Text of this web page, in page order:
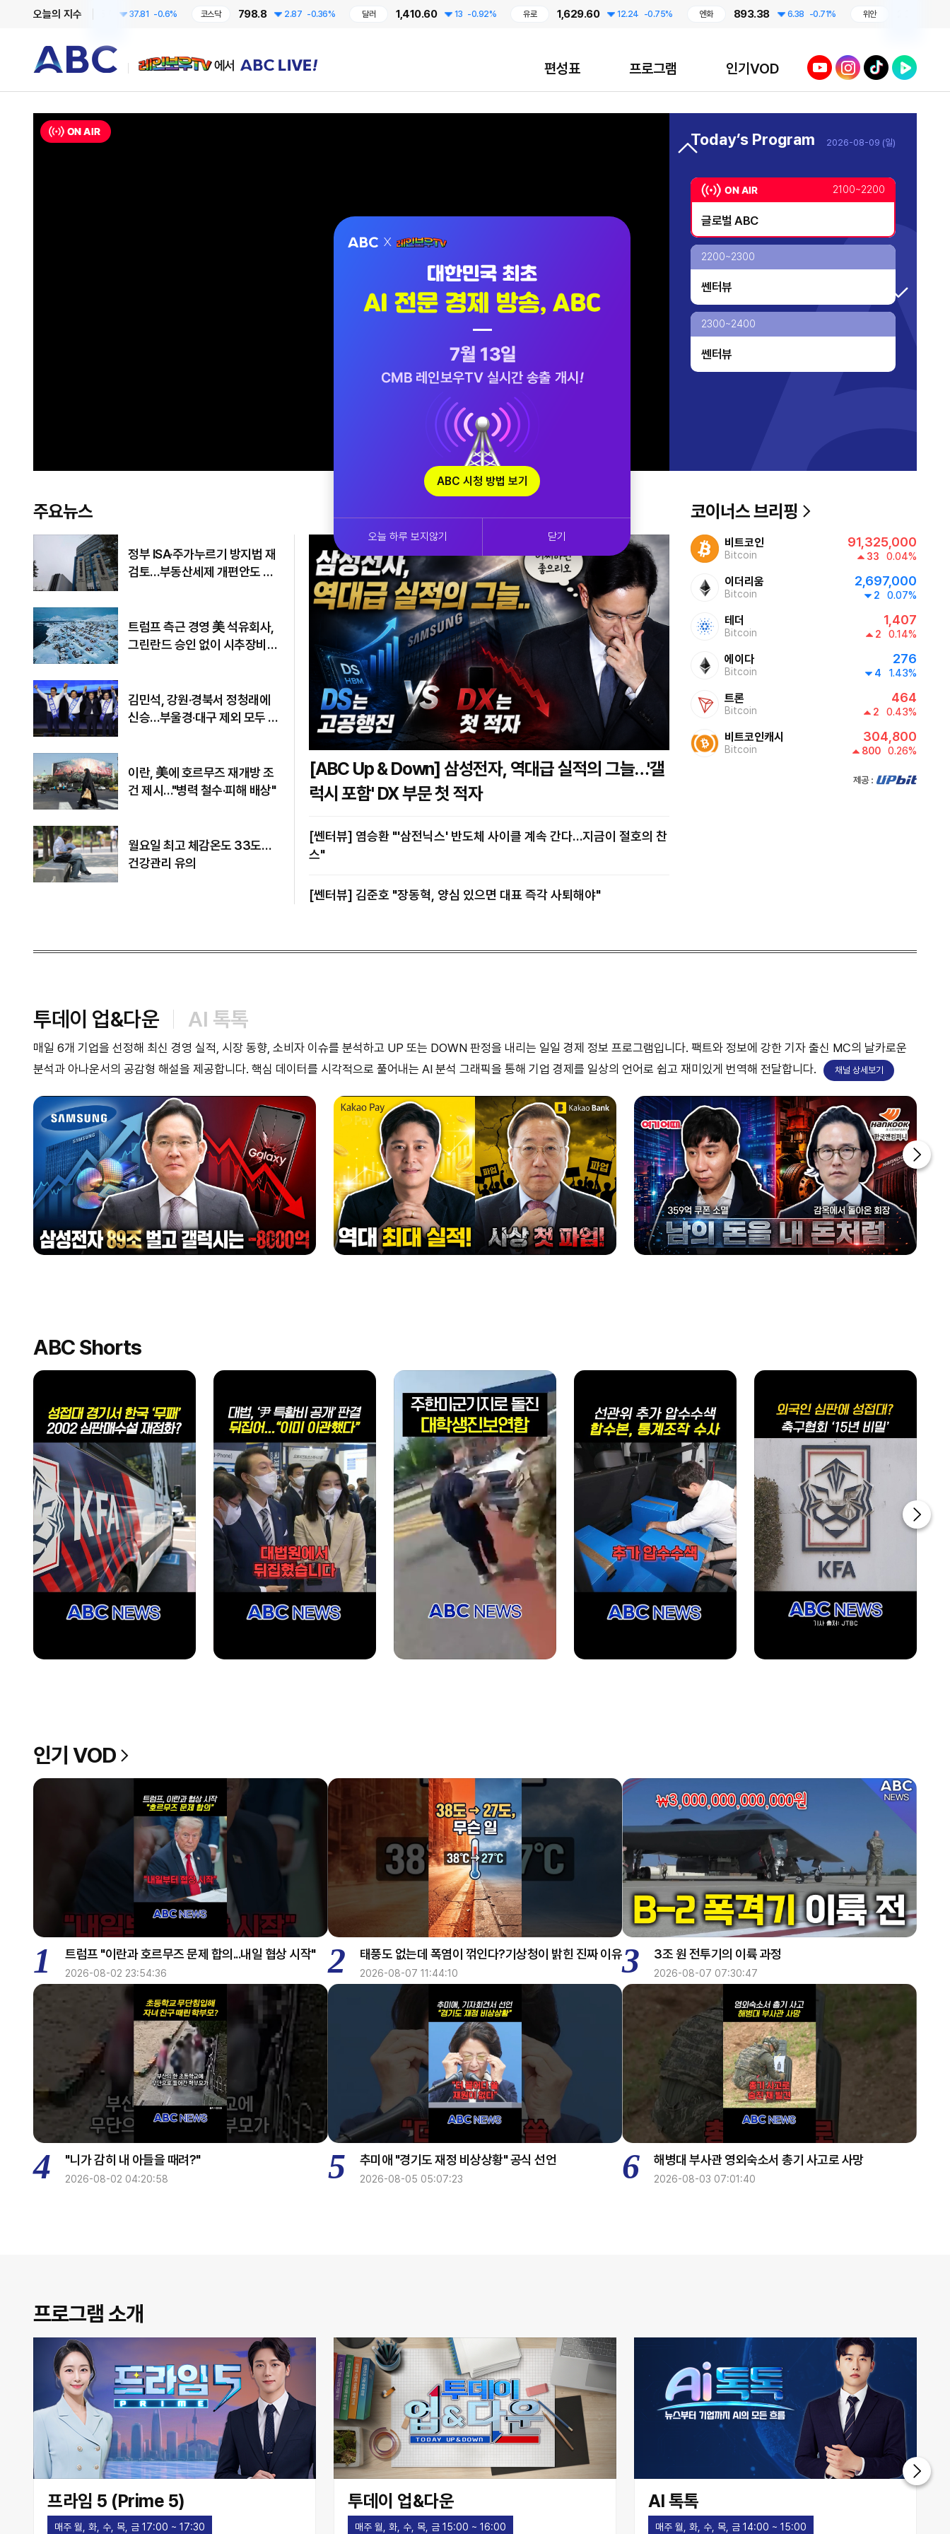
오늘의 지수
6258.57 37.81 -0.6% 코스닥 798.8 2.87 -0.36% 달러 1,410.60 13 -0.92% 유로 1,629.60 12.24 -0.75% 엔화 893.38 6.38 -0.71% 위안 209.17
레인보우TV에서 ABC LIVE! 편성표 프로그램
투데이 업&다운
대한민국 리더에게 묻는다
인기VOD
유튜브 인스타그램
틱톡 네이버TV
ON AIR
Today’s Program 2026-08-09 (일)
투데이 업&다운 mini
2100~2200
글로벌 ABC
2200~2300
쎈터뷰
2300~2400
쎈터뷰
주요뉴스
[ABC Up & Down] 삼성전자, 역대급 실적의 그늘…'갤
럭시 포함' DX 부문 첫 적자
[쎈터뷰] 염승환 "'삼전닉스' 반도체 사이클 계속 간다…지금이 절호의 찬
스"
[쎈터뷰] 김준호 "장동혁, 양심 있으면 대표 즉각 사퇴해야"
정부 ISA·주가누르기 방지법 재
검토…부동산세제 개편안도 손
트럼프 측근 경영 美 석유회사,
그린란드 승인 없이 시추장비
김민석, 강원·경북서 정청래에
신승…부울경·대구 제외 모두 웃
이란, 美에 호르무즈 재개방 조
건 제시…"병력 철수·피해 배상"
월요일 최고 체감온도 33도…
건강관리 유의
코이너스 브리핑
비트코인
Bitcoin
91,325,000
33 0.04%
이더리움
Bitcoin
2,697,000
2 0.07%
테더
Bitcoin
1,407
2 0.14%
에이다
Bitcoin
276
4 1.43%
트론
Bitcoin
464
2 0.43%
비트코인캐시
Bitcoin
304,800
800 0.26%
제공:UPbit
투데이 업&다운 AI 톡톡
매일 6개 기업을 선정해 최신 경영 실적, 시장 동향, 소비자 이슈를 분석하고 UP 또는 DOWN 판정을 내리는 일일 경제 정보 프로그램입니다. 팩트와 정보에 강한 기자 출신 MC의 날카로운
분석과 아나운서의 공감형 해설을 제공합니다. 핵심 데이터를 시각적으로 풀어내는 AI 분석 그래픽을 통해 기업 경제를 일상의 언어로 쉽고 재미있게 번역해 전달합니다.
채널 상세보기
ABC Shorts
인기 VOD
1 트럼프 "이란과 호르무즈 문제 합의...내일 협상 시작"
2026-08-02 23:54:36 2 태풍도 없는데 폭염이 꺾인다?기상청이 밝힌 진짜 이유
2026-08-07 11:44:10 3 3조 원 전투기의 이륙 과정
2026-08-07 07:30:47
4 "니가 감히 내 아들을 때려?"
2026-08-02 04:20:58 5 추미애 "경기도 재정 비상상황" 공식 선언
2026-08-05 05:07:23 6 해병대 부사관 영외숙소서 총기 사고로 사망
2026-08-03 07:01:40
프로그램 소개
프라임 5 (Prime 5)
매주 월, 화, 수, 목, 금 17:00 ~ 17:30
투데이 업&다운
매주 월, 화, 수, 목, 금 15:00 ~ 16:00
AI 톡톡
매주 월, 화, 수, 목, 금 14:00 ~ 15:00
대한민국 최초 AI 전문 경제 방송, ABC / 7월 13일 CMB 레인보우TV 실시간 송출 개시!
ABC 시청 방법 보기
오늘 하루 보지않기 닫기